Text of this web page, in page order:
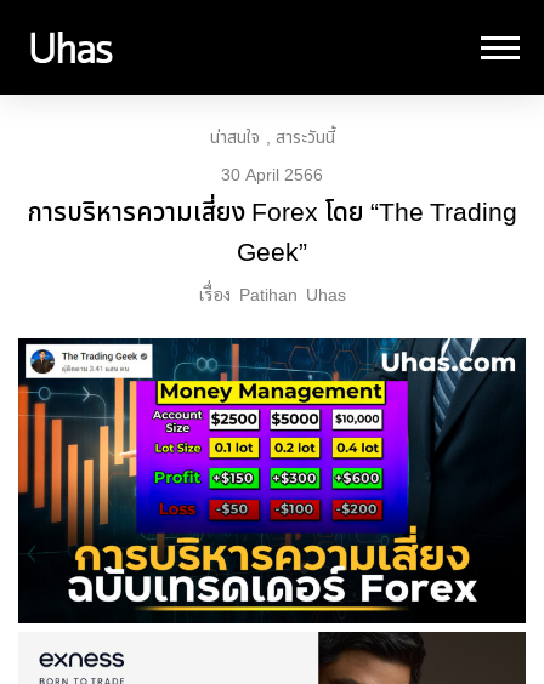
น่าสนใจ
สาระวันนี้
30 April 2566
การบริหารความเสี่ยง Forex โดย “The Trading
Geek”
เรื่อง Patihan Uhas